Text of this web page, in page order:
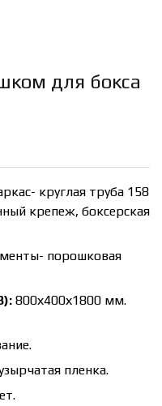
для бокса
круглая труба 158
крепеж, боксерская
порошковая
800х400х1800 мм.
пленка.